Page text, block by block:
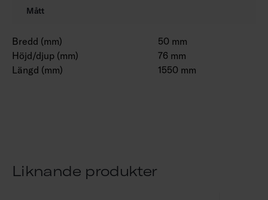
Mått
Bredd (mm)
50 mm
Höjd/djup (mm)
76 mm
Längd (mm)
1550 mm
Liknande produkter